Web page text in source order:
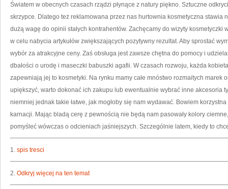
Światem w obecnych czasach rządzi płynące z natury piękno. Sztuczne
skrzypce. Dlatego też reklamowana przez nas hurtownia kosmetyczna stawia
dużą wagę do opinii stałych kontrahentów. Zachęcamy do wizyty
w celu nabycia artykułów zwiększających pozytywny rezultat. Aby sprostać
wybór za atrakcyjne ceny. Zaś obsługa jest zawsze chętna do pomocy i
dbałości o urodę i maseczki babuszki agafii. W czasach rozwoju, każda
zapewniają jej to kosmetyki. Na rynku mamy całe mnóstwo rozmaitych marek
upiększyć, warto dokonać ich zakupu lub ewentualnie wybrać inne akcesoria
niemniej jednak takie łatwe, jak mogłoby się nam wydawać. Bowiem
karnacji. Mając bladą cerę z pewnością nie będą nam pasowały kolory
pomyśleć wówczas o odcieniach jaśniejszych. Szczególnie latem, kiedy to
1. spis tresci
2. Odkryj więcej na ten temat